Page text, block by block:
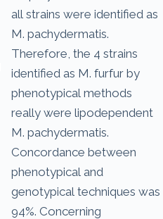
all strains were identified as
M. pachydermatis.
Therefore, the 4 strains
identified as M. furfur by
phenotypical methods
really were lipodependent
M. pachydermatis.
Concordance between
phenotypical and
genotypical techniques was
94%. Concerning